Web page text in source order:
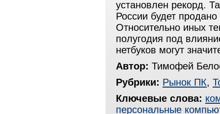
установлен рекорд.
России будет
Относительно иных
полугодия под
нетбуков могут
Автор: Тимофей
Рубрики: Рынок ПК,
Ключевые слова:
персональные